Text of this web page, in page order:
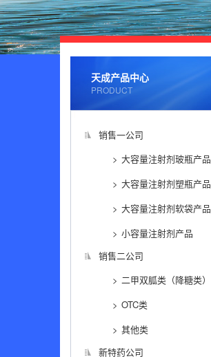
天成产品中心
PRODUCT
销售一公司
大容量注射剂玻瓶产品
大容量注射剂塑瓶产品
大容量注射剂软袋产品
小容量注射剂产品
销售二公司
二甲双胍类（降糖类）
OTC类
其他类
新特药公司